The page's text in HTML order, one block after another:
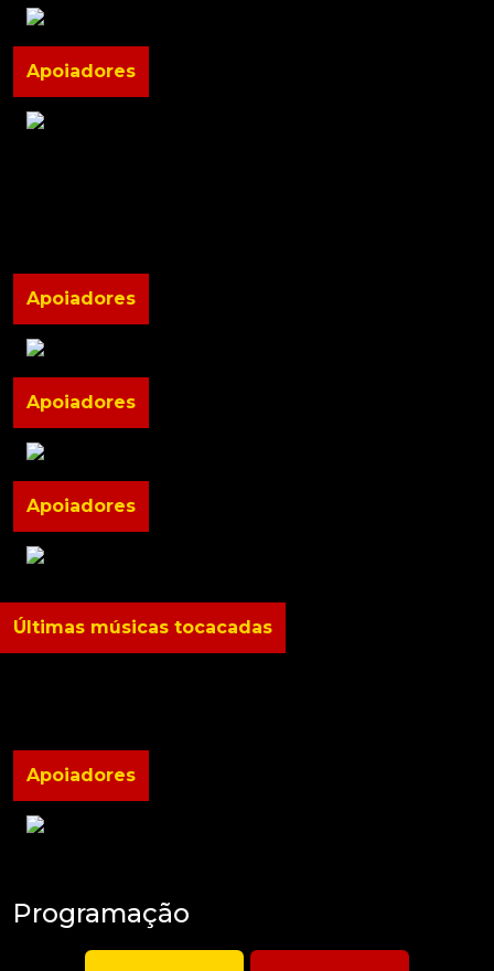
Apoiadores
Apoiadores
Apoiadores
Apoiadores
Últimas músicas tocacadas
Apoiadores
Programação